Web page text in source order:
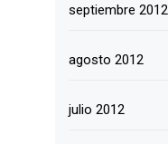
septiembre 2012
agosto 2012
julio 2012